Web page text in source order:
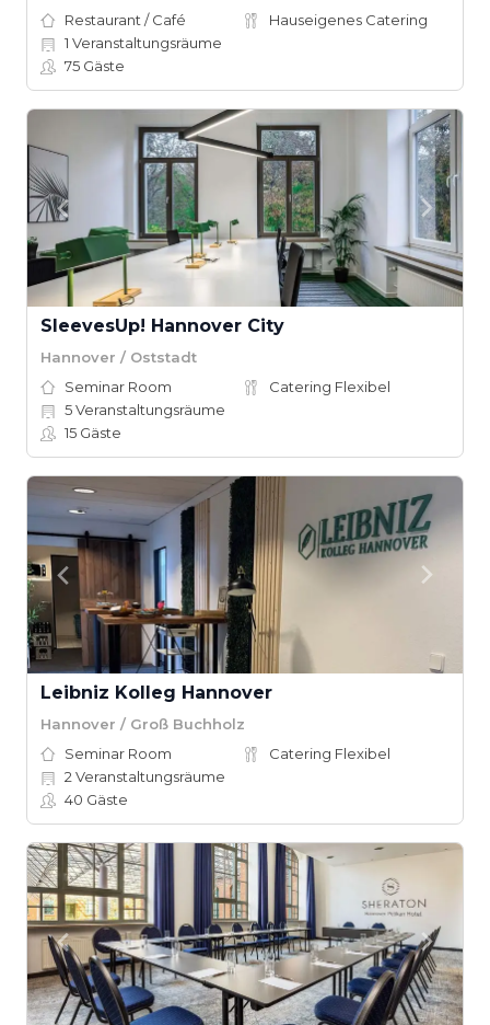
Restaurant / Café
Hauseigenes Catering
1 Veranstaltungsräume
75 Gäste
SleevesUp! Hannover City
Hannover / Oststadt
Seminar Room
Catering Flexibel
5Veranstaltungsräume
15 Gäste
Leibniz Kolleg Hannover
Hannover / Groß Buchholz
Seminar Room
Catering Flexibel
2 Veranstaltungsräume
40 Gäste